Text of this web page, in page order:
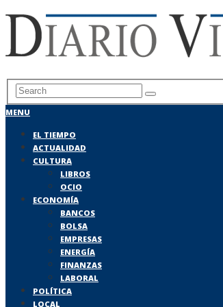
MENU
EL TIEMPO
ACTUALIDAD
CULTURA
LIBROS
OCIO
ECONOMÍA
BANCOS
BOLSA
EMPRESAS
ENERGÍA
FINANZAS
LABORAL
POLÍTICA
LOCAL